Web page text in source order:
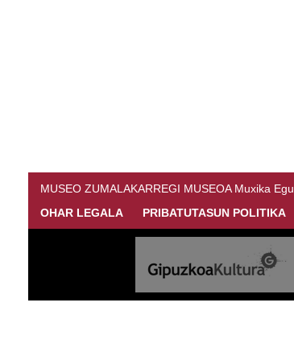
MUSEO ZUMALAKARREGI MUSEOA Muxika
OHAR LEGALA
PRIBATUTASUN POLITIKA